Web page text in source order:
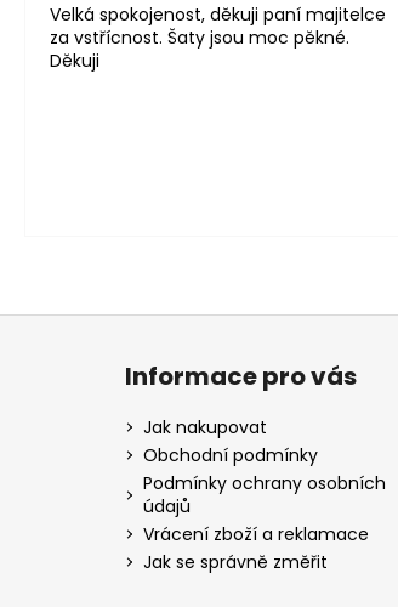
Velká spokojenost, děkuji paní majitelce
za vstřícnost. Šaty jsou moc pěkné.
Děkuji
Z
Informace pro vás
Jak nakupovat
Obchodní podmínky
Podmínky ochrany osobních
údajů
Vrácení zboží a reklamace
Jak se správně změřit